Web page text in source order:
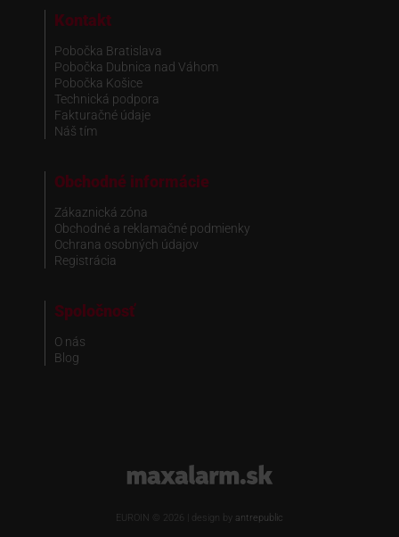
Kontakt
Pobočka Bratislava
Pobočka Dubnica nad Váhom
Pobočka Košice
Technická podpora
Fakturačné údaje
Náš tím
Obchodné informácie
Zákaznická zóna
Obchodné a reklamačné podmienky
Ochrana osobných údajov
Registrácia
Spoločnosť
O nás
Blog
www.maxalarm.sk
EUROIN © 2026 | design by antrepublic